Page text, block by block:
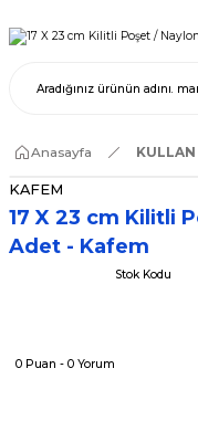
Anasayfa KULLAN
KAFEM
17 X 23 cm Kilitli
Adet - Kafem
0 Puan - 0 Yorum
Stok Kodu